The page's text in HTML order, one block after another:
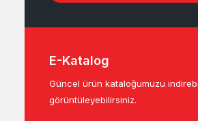
E-Katalog
Güncel ürün kataloğumuzu
görüntüleyebilirsiniz.